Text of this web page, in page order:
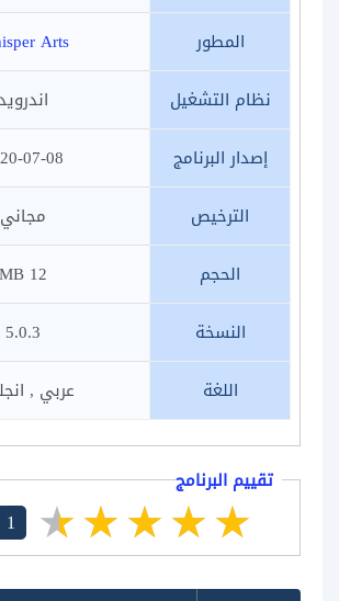
المطور
Arts
نظام التشغيل
إصدار البرنامج
07-08
الترخيص
مجاني
الحجم
12 MB
النسخة
5.0.3
اللغة
عربي ,
تقييم البرنامج
1